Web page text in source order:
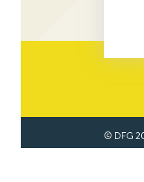
© DFG